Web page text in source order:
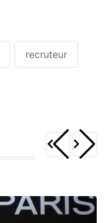
recruteur